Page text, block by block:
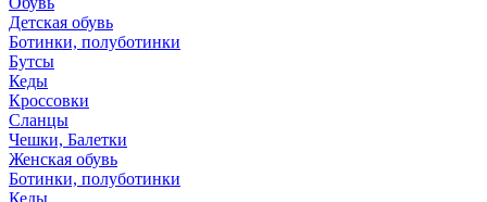
Детская обувь
Ботинки, полуботинки
Бутсы
Кеды
Кроссовки
Сланцы
Чешки, Балетки
Женская обувь
Ботинки, полуботинки
Кеды